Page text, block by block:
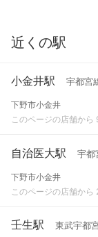
近くの駅
小金井駅 宇都宮
下野市小金井
このページの店舗から
自治医大駅 宇都
下野市小金井
このページの店舗から
壬生駅 東武宇都